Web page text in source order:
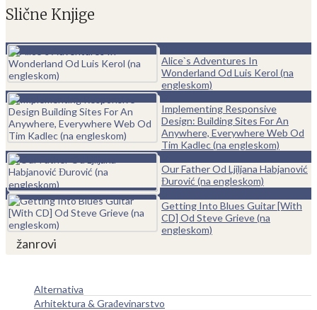
Slične Knjige
Alice`s Adventures In
Wonderland Od Luis Kerol (na
engleskom)
Implementing Responsive
Design: Building Sites For An
Anywhere, Everywhere Web Od
Tim Kadlec (na engleskom)
Our Father Od Ljiljana Habjanović
Đurović (na engleskom)
Getting Into Blues Guitar [With
CD] Od Steve Grieve (na
engleskom)
žanrovi
Alternativa
Arhitektura & Građevinarstvo